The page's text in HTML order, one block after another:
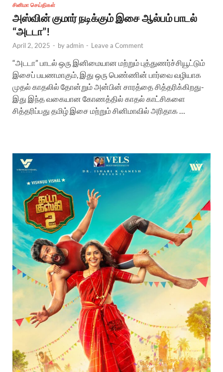
சினிமா செய்திகள்
அஸ்வின் குமார் நடிக்கும் இசை ஆல்பம் பாடல்
“அடடா”!
April 2, 2025 - byadmin - Leave a Comment
“அடடா” பாடல் ஒரு இனிமையான மற்றும் புத்துணர்ச்சியூட்டும்
இசைப் பயணமாகும், இது ஒரு பெண்ணின் பார்வை வழியாக
முதல் காதலில் தோன்றும் அன்பின் சாரத்தை சித்தரிக்கிறது-
இது இந்த வகையான கோணத்தில் காதல் காட்சிகளை
சித்தரிப்பது தமிழ் இசை மற்றும் சினிமாவில் அரிதாக …